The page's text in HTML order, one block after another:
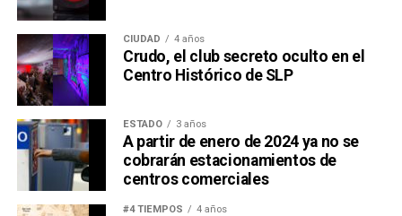
CIUDAD 4 años
Crudo, el club secreto oculto en el
Centro Histórico de SLP
ESTADO 3 años
A partir de enero de 2024 ya no se
cobrarán estacionamientos de
centros comerciales
#4 TIEMPOS 4 años